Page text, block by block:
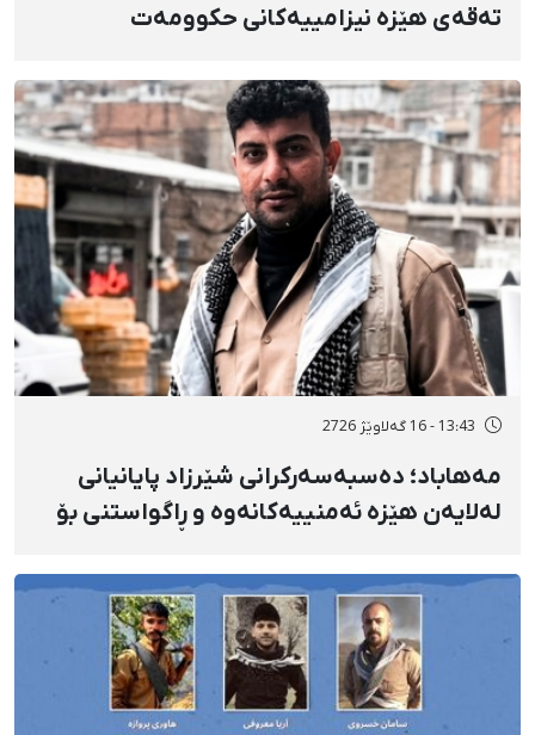
تەقەی هێزە نیزامییەکانی حکوومەت
13:43 - 16 گەلاوێژ 2726
مەهاباد؛ دەسبەسەرکرانی شێرزاد پایانیانی
لەلایەن هێزە ئەمنییەکانەوە و ڕاگواستنی بۆ